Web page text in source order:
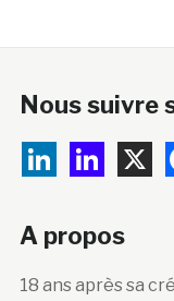
Nous suivre
A propos
18 ans après sa